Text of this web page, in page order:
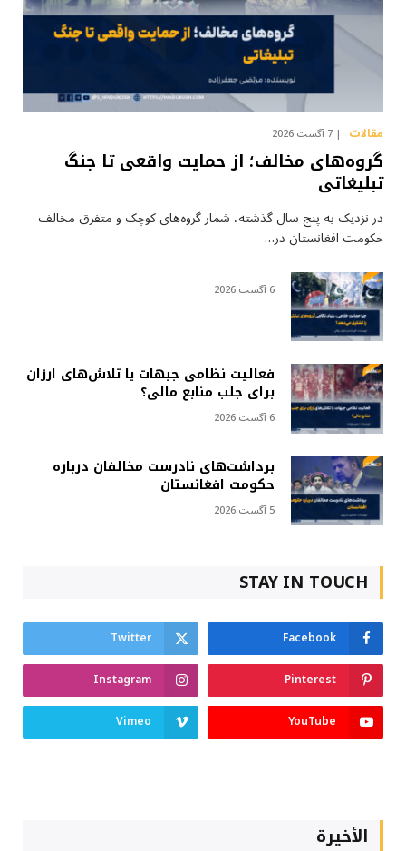
مقالات 7 آگست 2026
گروه‌های مخالف؛ از حمایت واقعی تا جنگ
تبلیغاتی
در نزدیک به پنج سال گذشته، شمار گروه‌های کوچک و متفرق مخالف
حکومت افغانستان در…
6 آگست 2026
فعالیت نظامی جبهات یا تلاش‌های ارزان
برای جلب منابع مالی؟
6 آگست 2026
برداشت‌های نادرست مخالفان درباره
حکومت افغانستان
5 آگست 2026
STAY IN TOUCH
Facebook
Twitter
Pinterest
Instagram
YouTube
Vimeo
الأخيرة